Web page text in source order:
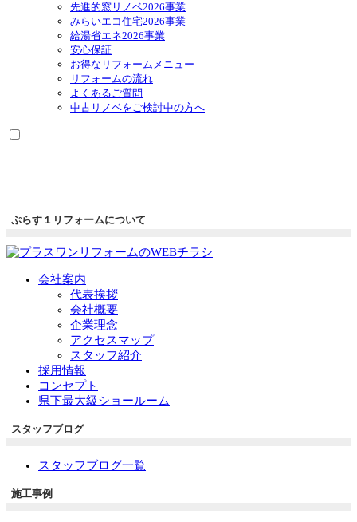
先進的窓リノベ2026事業
みらいエコ住宅2026事業
給湯省エネ2026事業
安心保証
お得なリフォームメニュー
リフォームの流れ
よくあるご質問
中古リノベをご検討中の方へ
ぷらす１リフォームについて
会社案内
代表挨拶
会社概要
企業理念
アクセスマップ
スタッフ紹介
採用情報
コンセプト
県下最大級ショールーム
スタッフブログ
スタッフブログ一覧
施工事例